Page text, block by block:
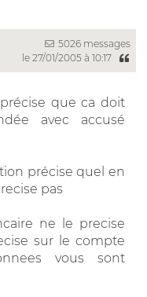
5026 messages
le 27/01/2005 à 10:17
que ca doit
avec accusé
précise quel en
pas
ne le precise
sur le compte
vous sont